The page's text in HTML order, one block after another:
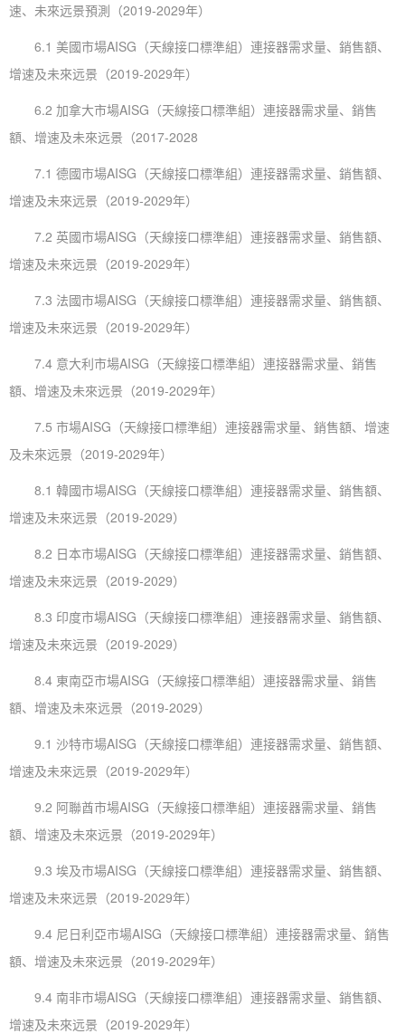
速、未來远景預測（2019-2029年）
6.1 美國市場AISG（天線接口標準組）連接器需求量、銷售額、
增速及未來远景（2019-2029年）
6.2 加拿大市場AISG（天線接口標準組）連接器需求量、銷售
額、增速及未來远景（2017-2028
7.1 德國市場AISG（天線接口標準組）連接器需求量、銷售額、
增速及未來远景（2019-2029年）
7.2 英國市場AISG（天線接口標準組）連接器需求量、銷售額、
增速及未來远景（2019-2029年）
7.3 法國市場AISG（天線接口標準組）連接器需求量、銷售額、
增速及未來远景（2019-2029年）
7.4 意大利市場AISG（天線接口標準組）連接器需求量、銷售
額、增速及未來远景（2019-2029年）
7.5 市場AISG（天線接口標準組）連接器需求量、銷售額、增速
及未來远景（2019-2029年）
8.1 韓國市場AISG（天線接口標準組）連接器需求量、銷售額、
增速及未來远景（2019-2029）
8.2 日本市場AISG（天線接口標準組）連接器需求量、銷售額、
增速及未來远景（2019-2029）
8.3 印度市場AISG（天線接口標準組）連接器需求量、銷售額、
增速及未來远景（2019-2029）
8.4 東南亞市場AISG（天線接口標準組）連接器需求量、銷售
額、增速及未來远景（2019-2029）
9.1 沙特市場AISG（天線接口標準組）連接器需求量、銷售額、
增速及未來远景（2019-2029年）
9.2 阿聯酋市場AISG（天線接口標準組）連接器需求量、銷售
額、增速及未來远景（2019-2029年）
9.3 埃及市場AISG（天線接口標準組）連接器需求量、銷售額、
增速及未來远景（2019-2029年）
9.4 尼日利亞市場AISG（天線接口標準組）連接器需求量、銷售
額、增速及未來远景（2019-2029年）
9.4 南非市場AISG（天線接口標準組）連接器需求量、銷售額、
增速及未來远景（2019-2029年）